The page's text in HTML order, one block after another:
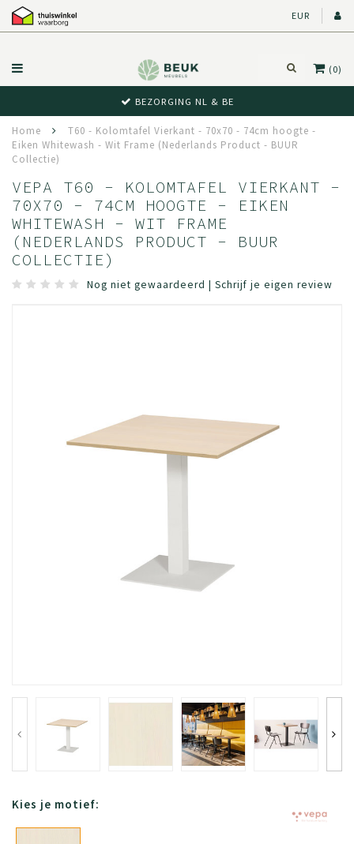
EUR
(0)
BEZORGING NL & BE
Home
T60 - Kolomtafel Vierkant - 70x70 - 74cm hoogte -
Eiken Whitewash - Wit Frame (Nederlands Product - BUUR
Collectie)
VEPA T60 - KOLOMTAFEL VIERKANT -
70X70 - 74CM HOOGTE - EIKEN
WHITEWASH - WIT FRAME
(NEDERLANDS PRODUCT - BUUR
COLLECTIE)
Nog niet gewaardeerd | Schrijf je eigen review
Kies je motief: